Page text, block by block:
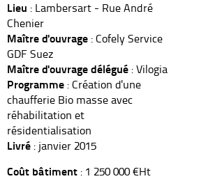
Lieu : Lambersart - Rue André
Chenier
Maître d'ouvrage : Cofely Service
GDF Suez
Maître d'ouvrage délégué : Vilogia
Programme : Création d'une
chaufferie Bio masse avec
réhabilitation et
résidentialisation
Livré : janvier 2015
Coût bâtiment : 1 250 000 €Ht